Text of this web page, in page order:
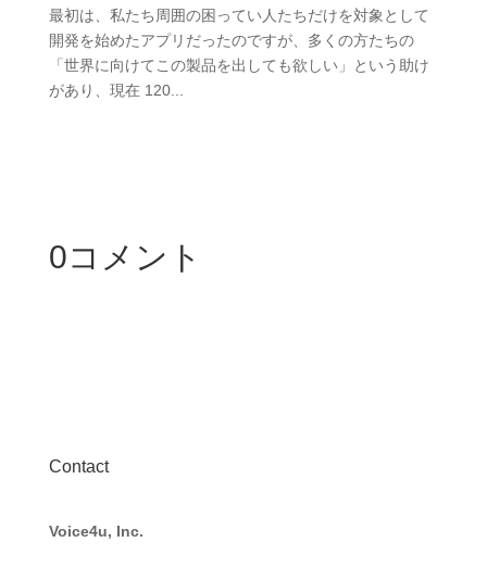
最初は、私たち周囲の困ってい人たちだけを対象として
開発を始めたアプリだったのですが、多くの方たちの
「世界に向けてこの製品を出しても欲しい」という助け
があり、現在 120...
0コメント
Contact
Voice4u, Inc.